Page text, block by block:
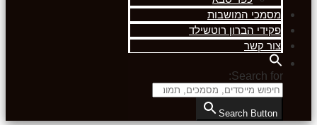
מסמכי המושבות
פקידי הברון רוטשילד
צור קשר
Search for:
Search Button